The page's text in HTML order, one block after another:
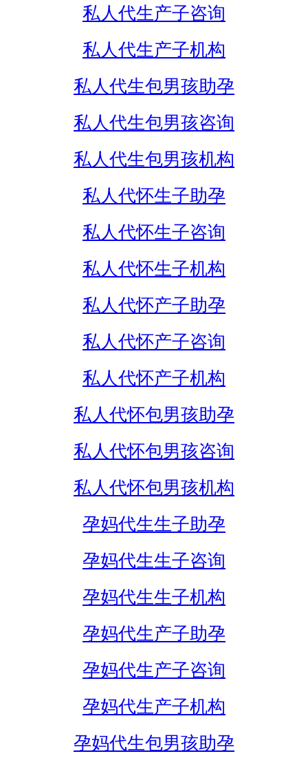
私人代生产子咨询
私人代生产子机构
私人代生包男孩助孕
私人代生包男孩咨询
私人代生包男孩机构
私人代怀生子助孕
私人代怀生子咨询
私人代怀生子机构
私人代怀产子助孕
私人代怀产子咨询
私人代怀产子机构
私人代怀包男孩助孕
私人代怀包男孩咨询
私人代怀包男孩机构
孕妈代生生子助孕
孕妈代生生子咨询
孕妈代生生子机构
孕妈代生产子助孕
孕妈代生产子咨询
孕妈代生产子机构
孕妈代生包男孩助孕